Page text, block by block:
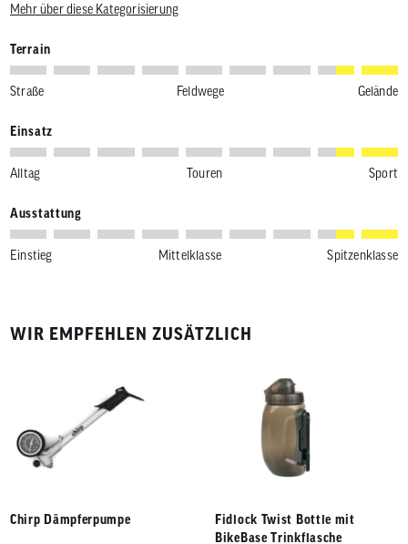
Mehr über diese Kategorisierung
Terrain
Straße Feldwege Gelände
Einsatz
Alltag Touren Sport
Ausstattung
Einstieg Mittelklasse Spitzenklasse
WIR EMPFEHLEN ZUSÄTZLICH
Chirp Dämpferpumpe
Fidlock Twist Bottle mit
BikeBase Trinkflasche